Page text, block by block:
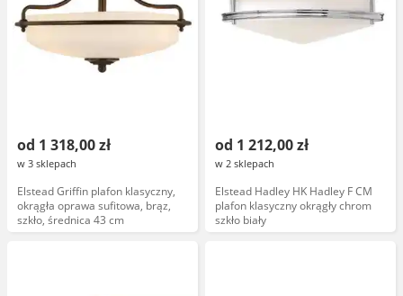
od 1 318,00 zł
w 3 sklepach
Elstead Griffin plafon klasyczny,
okrągła oprawa sufitowa, brąz,
szkło, średnica 43 cm
od 1 212,00 zł
w 2 sklepach
Elstead Hadley HK Hadley F CM
plafon klasyczny okrągły chrom
szkło biały